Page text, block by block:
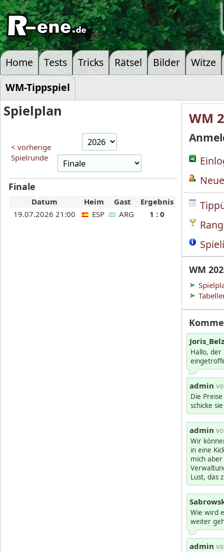
Home Tests Tricks Rätsel Bilder
Witze
WM-Tippspiel
WM
WM
Hallo, der
admin
Die
schicke
admin
Wir
in eine
mich
Lust, das
Wie wird
weiter
admin
Spielplan
< vorherige
Spielrunde
Finale
Datum Heim Gast
Ergebnis
19.07.2026 21:00
ESP ARG 1 : 0